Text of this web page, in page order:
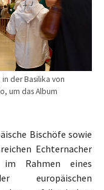
der Basilika von
um das Album
Bischöfe sowie
Echternacher
Rahmen eines
europäischen